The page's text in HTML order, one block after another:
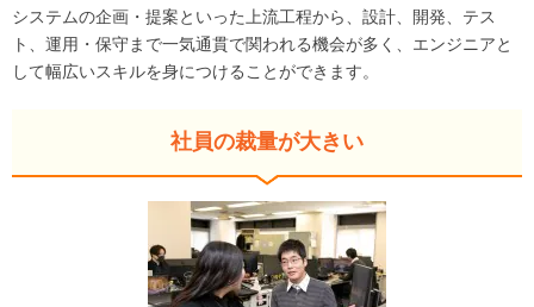
システムの企画・提案といった上流工程から、設計、開発、テス
ト、運用・保守まで一気通貫で関われる機会が多く、エンジニアと
して幅広いスキルを身につけることができます。
社員の裁量が大きい